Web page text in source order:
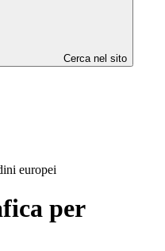
Cerca nel sito
europei
per